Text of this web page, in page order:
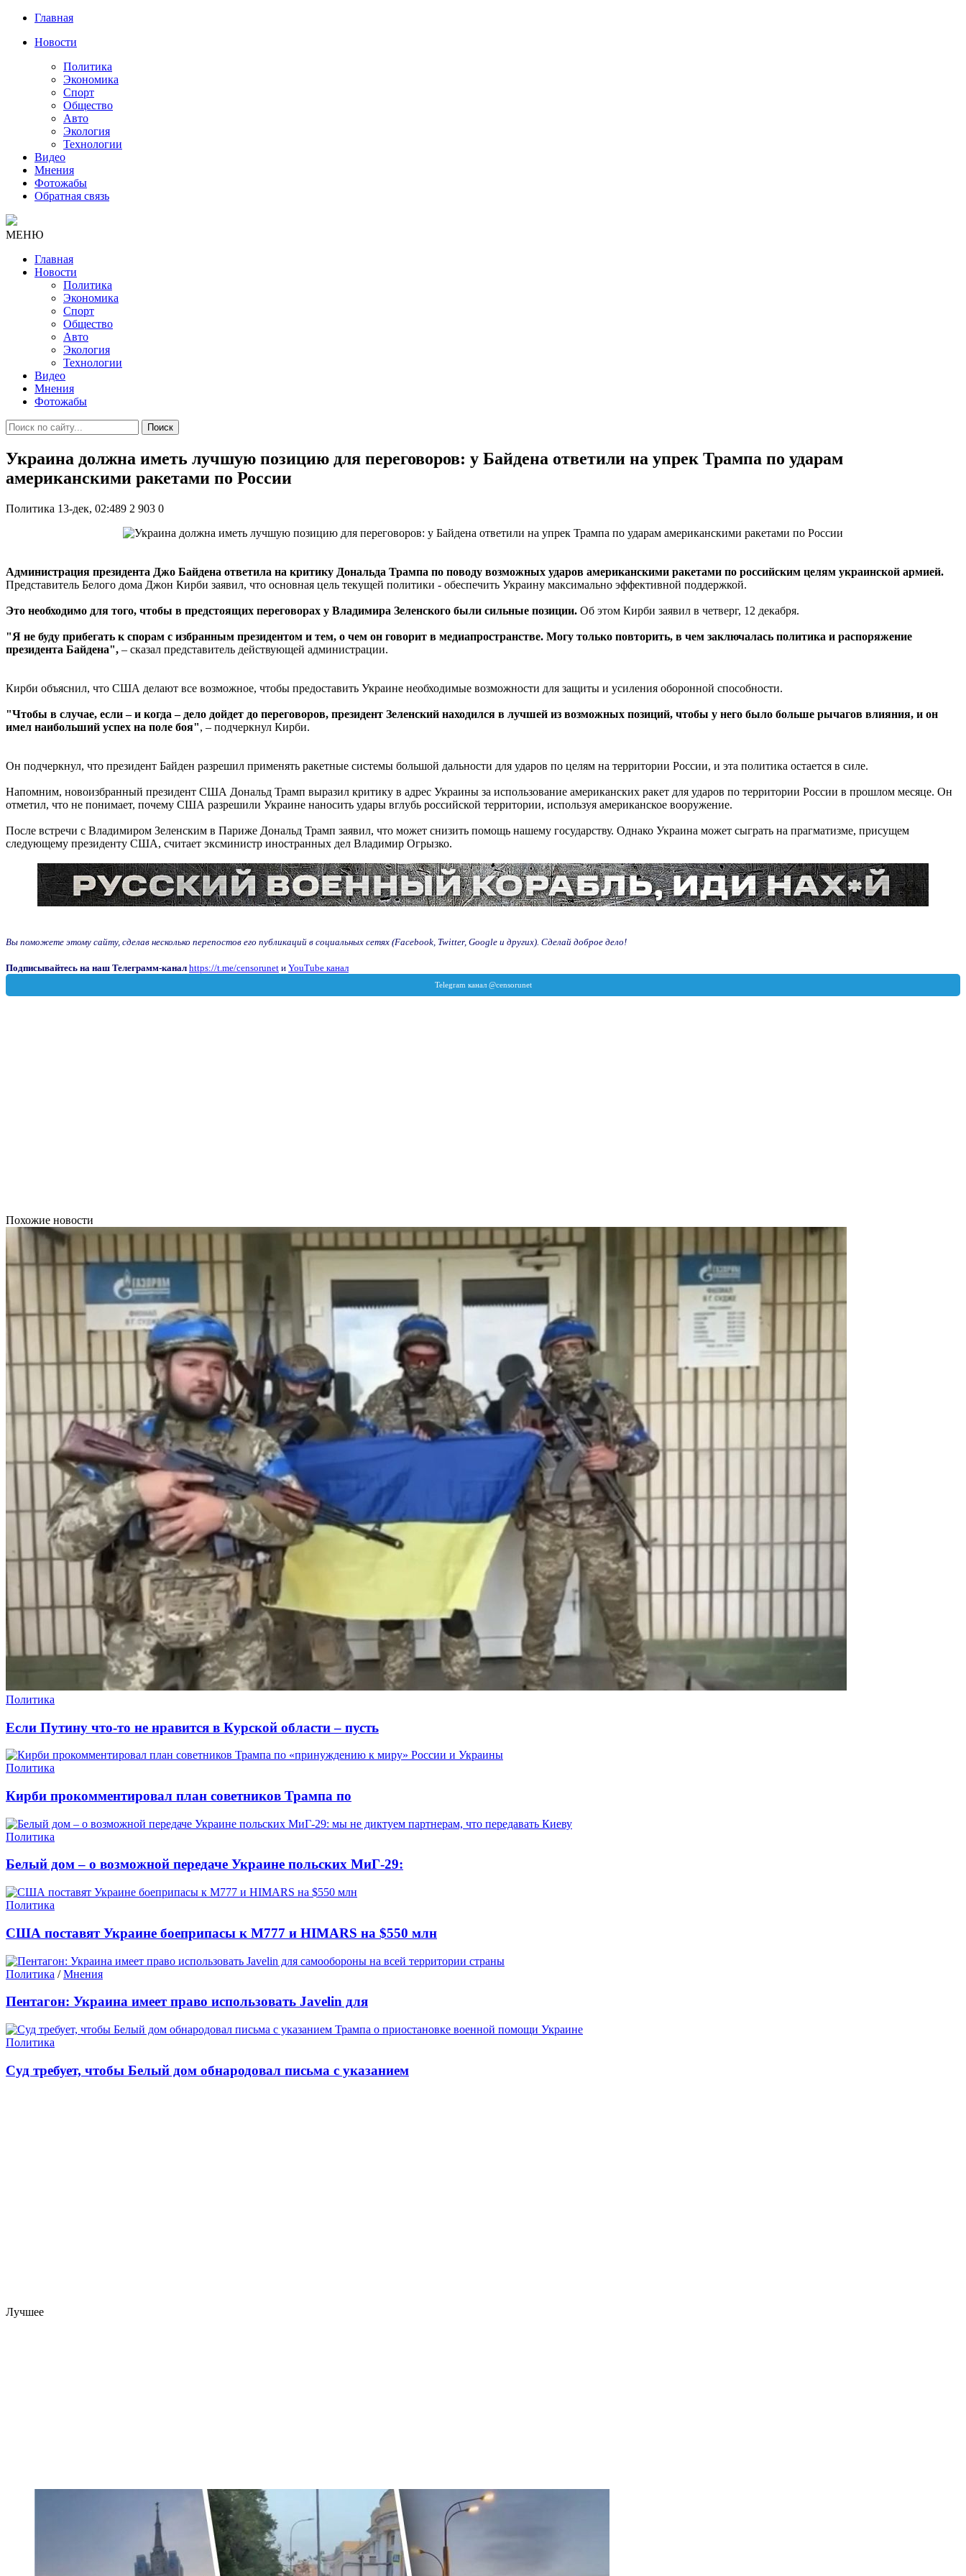
Главная
Новости
Политика
Экономика
Спорт
Общество
Авто
Экология
Технологии
Видео
Мнения
Фотожабы
Обратная связь
МЕНЮ
Главная
Новости
Политика
Экономика
Спорт
Общество
Авто
Экология
Технологии
Видео
Мнения
Фотожабы
Поиск
Украина должна иметь лучшую позицию для переговоров: у Байдена ответили на упрек Трампа по ударам
американскими ракетами по России
Политика 13-дек, 02:489 2 903 0
Администрация президента Джо Байдена ответила на критику Дональда Трампа по поводу возможных ударов американскими ракетами по российским целям украинской армией.
Представитель Белого дома Джон Кирби заявил, что основная цель текущей политики - обеспечить Украину максимально эффективной поддержкой.
Это необходимо для того, чтобы в предстоящих переговорах у Владимира Зеленского были сильные позиции. Об этом Кирби заявил в четверг, 12 декабря.
"Я не буду прибегать к спорам с избранным президентом и тем, о чем он говорит в медиапространстве. Могу только повторить, в чем заключалась политика и распоряжение
президента Байдена", – сказал представитель действующей администрации.
Кирби объяснил, что США делают все возможное, чтобы предоставить Украине необходимые возможности для защиты и усиления оборонной способности.
"Чтобы в случае, если – и когда – дело дойдет до переговоров, президент Зеленский находился в лучшей из возможных позиций, чтобы у него было больше рычагов влияния, и он
имел наибольший успех на поле боя", – подчеркнул Кирби.
Он подчеркнул, что президент Байден разрешил применять ракетные системы большой дальности для ударов по целям на территории России, и эта политика остается в силе.
Напомним, новоизбранный президент США Дональд Трамп выразил критику в адрес Украины за использование американских ракет для ударов по территории России в прошлом месяце. Он
отметил, что не понимает, почему США разрешили Украине наносить удары вглубь российской территории, используя американское вооружение.
После встречи с Владимиром Зеленским в Париже Дональд Трамп заявил, что может снизить помощь нашему государству. Однако Украина может сыграть на прагматизме, присущем
следующему президенту США, считает эксминистр иностранных дел Владимир Огрызко.
Вы поможете этому сайту, сделав несколько перепостов его публикаций в социальных сетях (Facebook, Twitter, Google и других). Сделай доброе дело!
Подписывайтесь на наш Телеграмм-канал https://t.me/censorunet и YouTube канал
Похожие новости
Политика
Если Путину что-то не нравится в Курской области – пусть
Политика
Кирби прокомментировал план советников Трампа по
Политика
Белый дом – о возможной передаче Украине польских МиГ-29:
Политика
США поставят Украине боеприпасы к M777 и HIMARS на $550 млн
Политика /Мнения
Пентагон: Украина имеет право использовать Javelin для
Политика
Суд требует, чтобы Белый дом обнародовал письма с указанием
Лучшее